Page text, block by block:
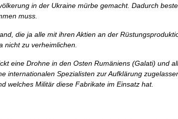
in der Ukraine mürbe gemacht. Dadurch
muss.
die ja alle mit ihren Aktien an der
nicht zu verheimlichen.
eine Drohne in den Osten Rumäniens (Galati) und
internationalen Spezialisten zur Aufklärung
welches Militär diese Fabrikate im Einsatz hat.